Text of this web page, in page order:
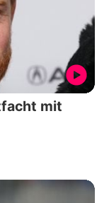
mit